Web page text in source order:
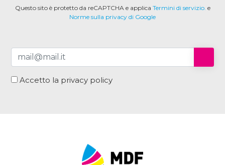
Questo sito è protetto da reCAPTCHA e applica Termini di servizio. e
Norme sulla privacy di Google
Accetto la privacy policy